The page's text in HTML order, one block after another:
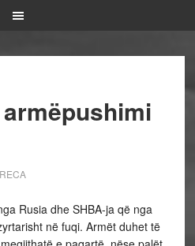
Rusia dhe SHBA-ja që nga
në fuqi. Armët duhet të